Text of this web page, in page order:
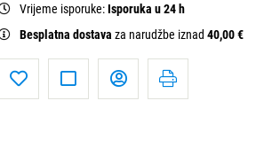
Vrijeme isporuke:Isporuka u 24 h
Besplatna dostava za narudžbe iznad 40,00 €